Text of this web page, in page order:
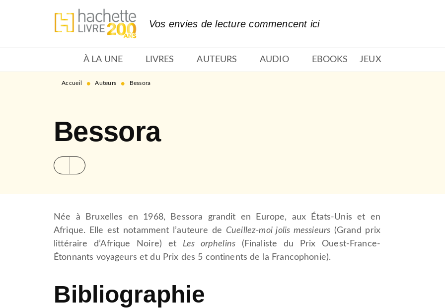
MENU RECHERCHE
Vos envies de lecture commencent ici
À LA UNE LIVRES AUTEURS AUDIO EBOOKS JEUX
Accueil • Auteurs • Bessora
Bessora
Née à Bruxelles en 1968, Bessora grandit en Europe, aux États-Unis et en
Afrique. Elle est notamment l’auteure de Cueillez-moi jolis messieurs (Grand prix
littéraire d’Afrique Noire) et Les orphelins (Finaliste du Prix Ouest-France-
Étonnants voyageurs et du Prix des 5 continents de la Francophonie).
Bibliographie